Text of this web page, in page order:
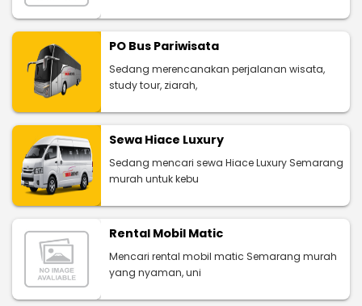
PO Bus Pariwisata
Sedang merencanakan perjalanan wisata,
study tour, ziarah,
Sewa Hiace Luxury
Sedang mencari sewa Hiace Luxury Semarang
murah untuk kebu
Rental Mobil Matic
Mencari rental mobil matic Semarang murah
yang nyaman, uni